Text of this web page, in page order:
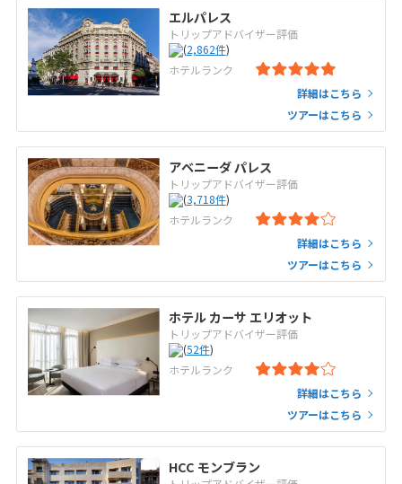
エルパレス
トリップアドバイザー評価
(2,862件)
ホテルランク
詳細はこちら
ツアーはこちら
アベニーダ パレス
トリップアドバイザー評価
(3,718件)
ホテルランク
詳細はこちら
ツアーはこちら
ホテル カーサ エリオット
トリップアドバイザー評価
(52件)
ホテルランク
詳細はこちら
ツアーはこちら
HCC モンブラン